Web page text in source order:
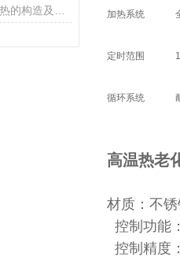
加热系统
定时范围
循环系统
高温热老
材质：不
控制功能
控制精度